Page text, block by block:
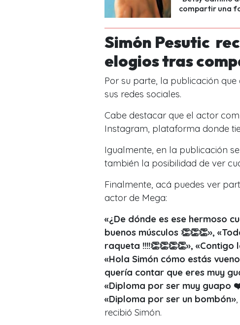
compartir una
Simón Pesutic
elogios tras
Por su parte, la publicación
sus redes sociales.
Cabe destacar que el actor
Instagram, plataforma donde
Igualmente, en la publicación
también la posibilidad de ver
Finalmente, acá puedes ver
actor de Mega:
«¿De dónde es ese hermoso
buenos músculos 👏👏👏»,
raqueta !!!!👏👏👏👏»,
«Hola Simón cómo estás
quería contar que eres muy
«Diploma por ser muy
«Diploma por ser un bombón»
recibió Simón.